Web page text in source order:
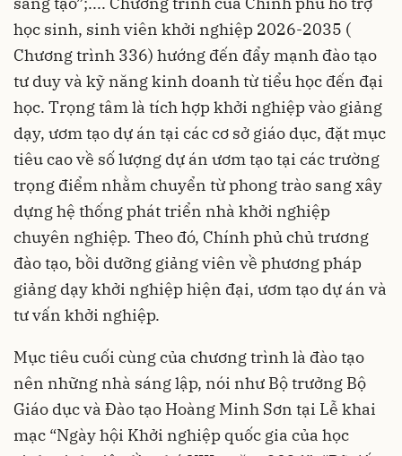
học sinh, sinh viên khởi nghiệp 2026-2035 (
Chương trình 336) hướng đến đẩy mạnh đào tạo
tư duy và kỹ năng kinh doanh từ tiểu học đến đại
học. Trọng tâm là tích hợp khởi nghiệp vào giảng
dạy, ươm tạo dự án tại các cơ sở giáo dục, đặt mục
tiêu cao về số lượng dự án ươm tạo tại các trường
trọng điểm nhằm chuyển từ phong trào sang xây
dựng hệ thống phát triển nhà khởi nghiệp
chuyên nghiệp. Theo đó, Chính phủ chủ trương
đào tạo, bồi dưỡng giảng viên về phương pháp
giảng dạy khởi nghiệp hiện đại, ươm tạo dự án và
tư vấn khởi nghiệp.
Mục tiêu cuối cùng của chương trình là đào tạo
nên những nhà sáng lập, nói như Bộ trưởng Bộ
Giáo dục và Đào tạo Hoàng Minh Sơn tại Lễ khai
mạc “Ngày hội Khởi nghiệp quốc gia của học